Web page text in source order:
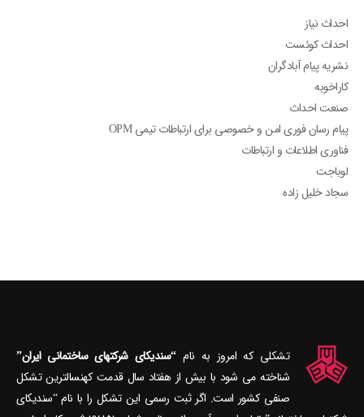
احداث کوئست
نشریه پیام آبادگران
کاراخوبه
صنعت احداث
پیام رسان فوری امن و خصوصی برای ارتباطات تیمی OPM
فناوری اطلاعات و ارتباطات
لوباجت
سجاد خلیل زاده
شناخته می‎ شود با بیش از هفتاد سال قدمت کهنسال‎ترین تشکل
صنفی کشور است. اگر ثبت رسمی این تشکل را با نام “سندیکای
شرکتهای ساختمانی” تولد اسمی آن بدانیم، نامه شماره ۲۷۸۵۱ ثبت کل اسناد و